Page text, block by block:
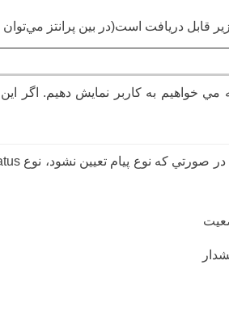
بين پرانتز مي‌توان 3 پارامتر به اين فانکشن ارسال نمود):
خواهيم به کاربر نمايش دهيم. اگر